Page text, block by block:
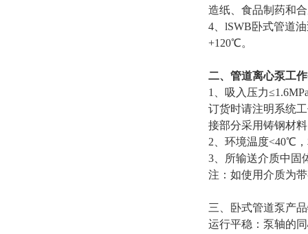
造纸、食品制药和
4、lSWB卧式管道
+120℃。
二、管道离心泵工
1、吸入压力
订货时请注明系统
接部分采用铸钢材
2、环境温度<40℃
3、所输送介质中固
注：如使用介质为
三、卧式管道泵产
运行平稳：泵轴的